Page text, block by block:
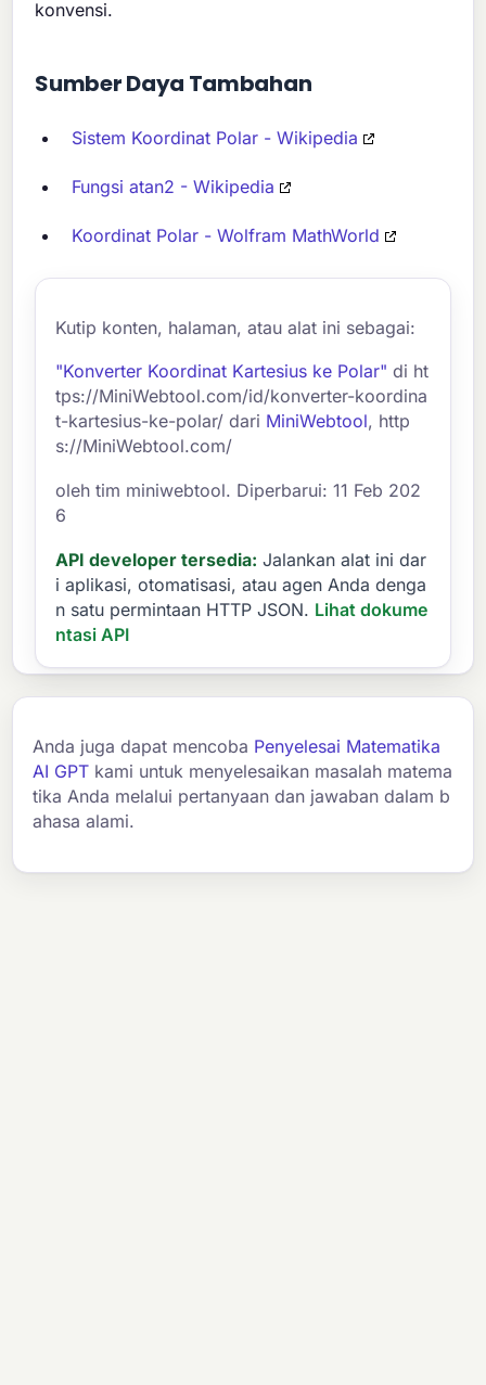
konvensi.
Sumber Daya Tambahan
Sistem Koordinat Polar - Wikipedia
Fungsi atan2 - Wikipedia
Koordinat Polar - Wolfram MathWorld
Kutip konten, halaman, atau alat ini sebagai:
"Konverter Koordinat Kartesius ke Polar" di ht
tps://MiniWebtool.com/id/konverter-koordina
t-kartesius-ke-polar/ dari MiniWebtool, http
s://MiniWebtool.com/
oleh tim miniwebtool. Diperbarui: 11 Feb 202
6
API developer tersedia: Jalankan alat ini dar
i aplikasi, otomatisasi, atau agen Anda denga
n satu permintaan HTTP JSON. Lihat dokume
ntasi API
Anda juga dapat mencoba Penyelesai Matematika
AI GPT kami untuk menyelesaikan masalah matema
tika Anda melalui pertanyaan dan jawaban dalam b
ahasa alami.